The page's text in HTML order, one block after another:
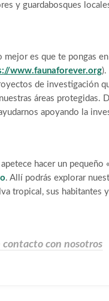
y guardabosques
mejor es que te pongas
www.faunaforever.org).
de investigación
áreas protegidas.
apoyando la
hacer un pequeño
. Allí podrás explorar
tropical, sus habitantes
contacto con nosotros